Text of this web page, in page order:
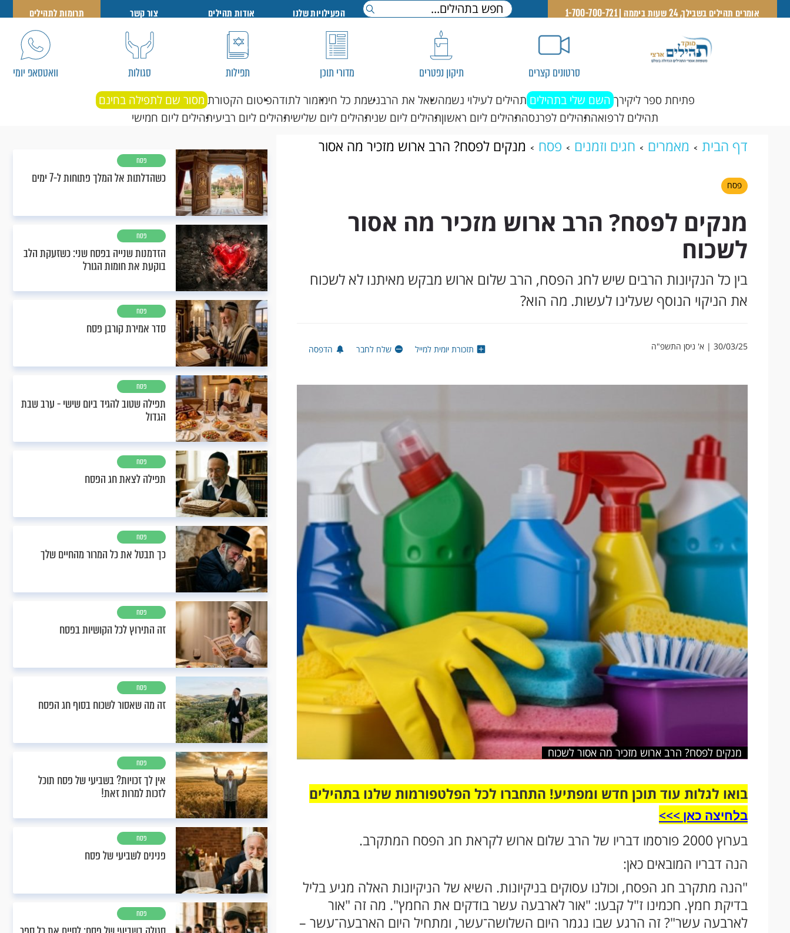
אומרים תהילים בשבילך, 24 שעות ביממה | 1-700-700-721 הפעילויות שלנו אודות תהילים צור קשר תרומות לתהילים
סרטונים קצרים תיקון נפטרים מדורי תוכן תפילות סגולות וואטסאפ יומי
פתיחת ספר ליקירך השם שלי בתהילים תהילים לעילוי נשמהשאל את הרבנשמת כל חימזמור לתודהפיטום הקטורת מסור שם לתפילה בחינם
תהילים לרפואהתהילים לפרנסהתהילים ליום ראשוןתהילים ליום שניתהילים ליום שלישיתהילים ליום רביעיתהילים ליום חמישי
דף הבית מאמרים חגים וזמנים פסח
מנקים לפסח? הרב ארוש מזכיר מה אסור
לשכוח
פסח
מנקים לפסח? הרב ארוש מזכיר מה אסור
לשכוח
בין כל הנקיונות הרבים שיש לחג הפסח, הרב שלום ארוש מבקש מאיתנו לא לשכוח
את הניקוי הנוסף שעלינו לעשות. מה הוא?
30/03/25 | א' ניסן התשפ"ה תזכורת יומית למייל שלח לחבר הדפסה
מנקים לפסח? הרב ארוש מזכיר מה אסור לשכוח
בואו לגלות עוד תוכן חדש ומפתיע! התחברו לכל הפלטפורמות שלנו בתהילים
בלחיצה כאן >>>​
בערוץ 2000 פורסמו דבריו של הרב שלום ארוש לקראת חג הפסח המתקרב.
הנה דבריו המובאים כאן:
"הנה מתקרב חג הפסח, וכולנו עסוקים בניקיונות. השיא של הניקיונות האלה מגיע בליל
בדיקת חמץ. חכמינו ז"ל קבעו: "אור לארבעה עשר בודקים את החמץ". מה זה "אור
לארבעה עשר"? זה הרגע שבו נגמר היום השלושה־עשר, ומתחיל היום הארבעה־עשר –
פסח
כשהדלתות אל המלך פתוחות ל-7 ימים
פסח
הזדמנות שנייה בפסח שני: כשזעקת הלב
בוקעת את חומות הגורל
פסח
סדר אמירת קורבן פסח
פסח
תפילה שטוב להגיד ביום שישי - ערב שבת
הגדול
פסח
תפילה לצאת חג הפסח
פסח
כך תבטל את כל המרור מהחיים שלך
פסח
זה התירוץ לכל הקושיות בפסח
פסח
זה מה שאסור לשכוח בסוף חג הפסח
פסח
אין לך זכויות? בשביעי של פסח תוכל
לזכות למרות זאת!
פסח
פנינים לשביעי של פסח
פסח